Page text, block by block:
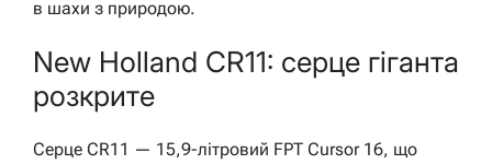
в шахи з природою.
New Holland CR11: серце гіганта
розкрите
Серце CR11 — 15,9-літровий FPT Cursor 16, що